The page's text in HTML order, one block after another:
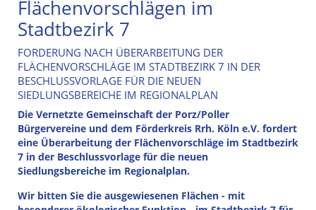
Flächenvorschlägen im
Stadtbezirk 7
FORDERUNG NACH ÜBERARBEITUNG DER
FLÄCHENVORSCHLÄGE IM STADTBEZIRK 7 IN DER
BESCHLUSSVORLAGE FÜR DIE NEUEN
SIEDLUNGSBEREICHE IM REGIONALPLAN
Die Vernetzte Gemeinschaft der Porz/Poller
Bürgervereine und dem Förderkreis Rrh. Köln e.V. fordert
eine Überarbeitung der Flächenvorschläge im Stadtbezirk
7 in der Beschlussvorlage für die neuen
Siedlungsbereiche im Regionalplan.
Wir bitten Sie die ausgewiesenen Flächen - mit